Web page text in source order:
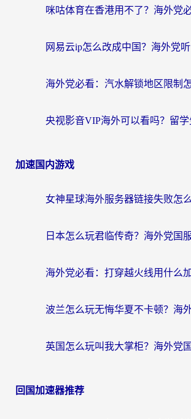
加速国内游戏
回国加速器推荐